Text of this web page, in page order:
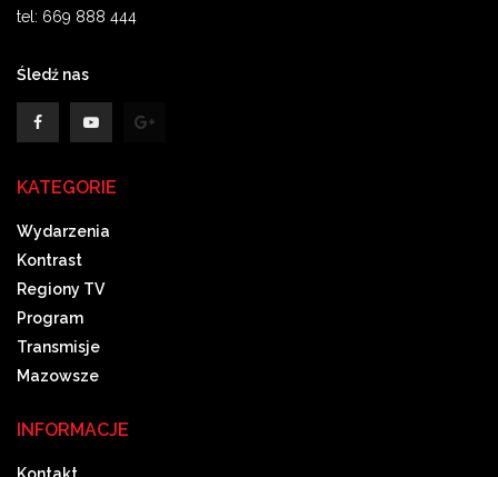
tel: 669 888 444
Śledź nas
KATEGORIE
Wydarzenia
Kontrast
Regiony TV
Program
Transmisje
Mazowsze
INFORMACJE
Kontakt